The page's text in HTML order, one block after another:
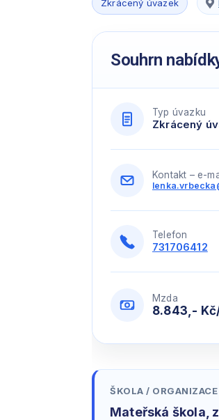
Zkrácený úvazek
Souhrn
Typ úvazku
Zkrácený
Kontakt – e-
Telefon
731706412
Mzda
8.843,-
ŠKOLA / ORGANIZACE
Mateřská škola,